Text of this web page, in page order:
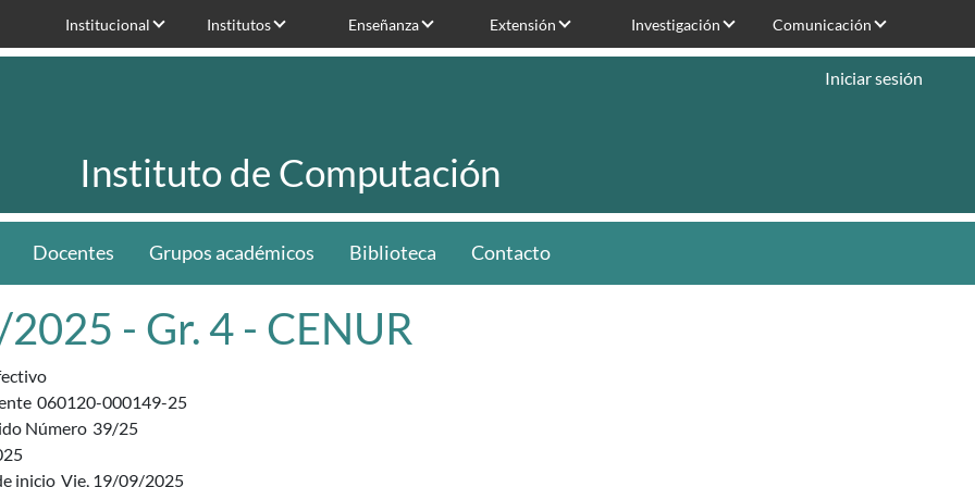
Institucional Institutos Enseñanza Extensión Investigación Comunicación
Instituto de Computación
Iniciar sesión
Docentes Grupos académicos Biblioteca Contacto
- Gr. 4 - CENUR
060120-000149-25
Número 39/25
inicio Vie, 19/09/2025